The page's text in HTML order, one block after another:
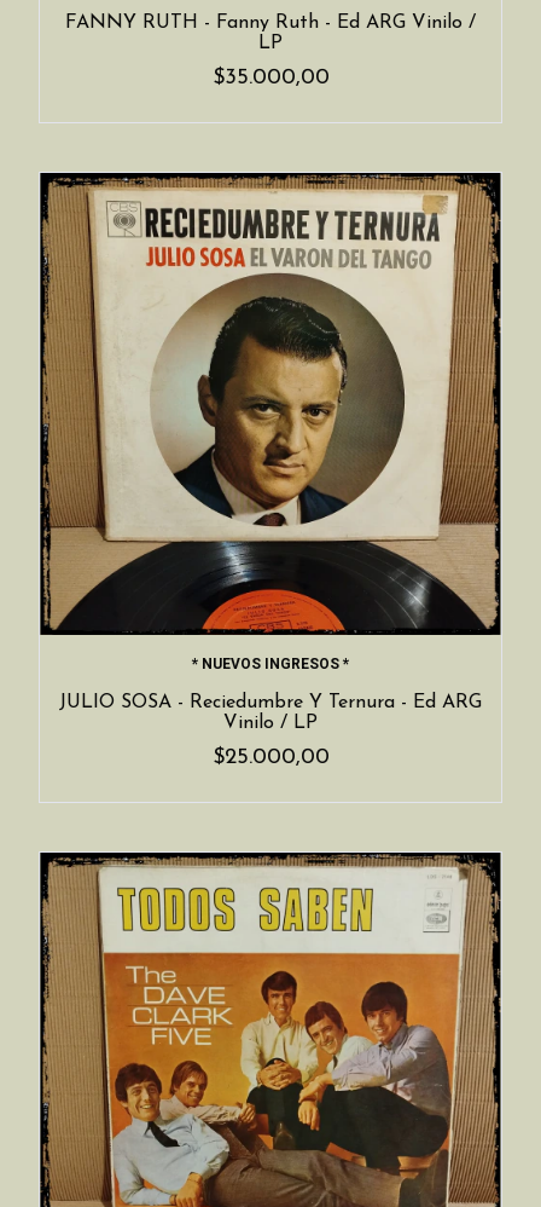
FANNY RUTH - Fanny Ruth - Ed ARG Vinilo /
LP
$35.000,00
* NUEVOS INGRESOS *
JULIO SOSA - Reciedumbre Y Ternura - Ed ARG
Vinilo / LP
$25.000,00